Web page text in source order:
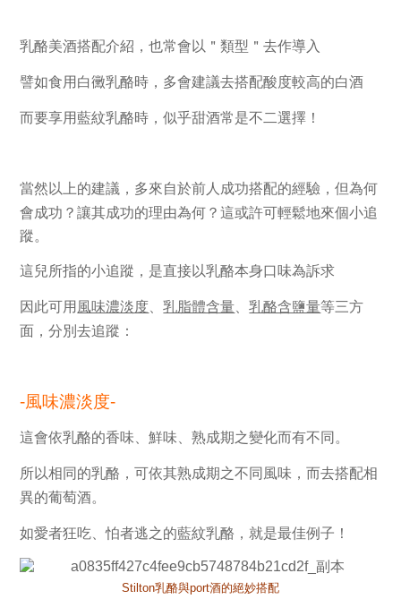
乳酪美酒搭配介紹，也常會以 ＂類型＂去作導入
譬如食用 白黴乳酪時，多會建議去搭配酸度較高的白酒
而要享用藍紋乳酪時，似乎甜酒常是不二選擇！
當然以上的建議，多來自於前人成功搭配的經驗，但為何
會成功？讓其成功的理由為何？這或許可輕鬆地來個小追
蹤。
這兒所指的小追蹤，是直接以乳酪本身口味為訴求
因此可用 風味濃淡度 、乳脂體含量 、乳酪含鹽量等三方
面，分別去追蹤：
-風味濃淡度-
這會依乳酪的香味、鮮味、熟成期之變化而有不同。
所以相同的乳酪，可依其熟成期之不同風味，而去搭配相
異的葡萄酒。
如愛者狂吃、怕者逃之的藍紋乳酪 ，就是最佳例子！
Stilton乳酪與port酒的絕妙搭配